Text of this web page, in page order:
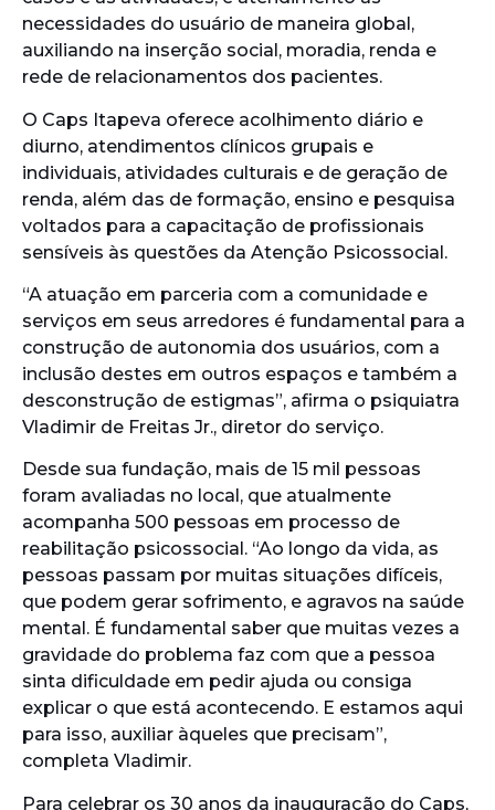
necessidades do usuário de maneira global,
auxiliando na inserção social, moradia, renda e
rede de relacionamentos dos pacientes.
O Caps Itapeva oferece acolhimento diário e
diurno, atendimentos clínicos grupais e
individuais, atividades culturais e de geração de
renda, além das de formação, ensino e pesquisa
voltados para a capacitação de profissionais
sensíveis às questões da Atenção Psicossocial.
“A atuação em parceria com a comunidade e
serviços em seus arredores é fundamental para a
construção de autonomia dos usuários, com a
inclusão destes em outros espaços e também a
desconstrução de estigmas”, afirma o psiquiatra
Vladimir de Freitas Jr., diretor do serviço.
Desde sua fundação, mais de 15 mil pessoas
foram avaliadas no local, que atualmente
acompanha 500 pessoas em processo de
reabilitação psicossocial. “Ao longo da vida, as
pessoas passam por muitas situações difíceis,
que podem gerar sofrimento, e agravos na saúde
mental. É fundamental saber que muitas vezes a
gravidade do problema faz com que a pessoa
sinta dificuldade em pedir ajuda ou consiga
explicar o que está acontecendo. E estamos aqui
para isso, auxiliar àqueles que precisam”,
completa Vladimir.
Para celebrar os 30 anos da inauguração do Caps,